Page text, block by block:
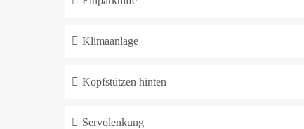
Klimaanlage
Kopfstützen hinten
Servolenkung